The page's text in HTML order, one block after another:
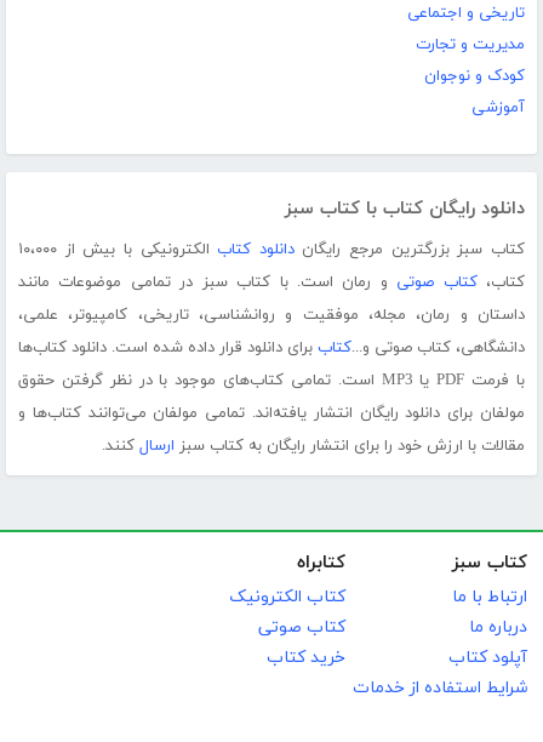
تاریخی و اجتماعی
مدیریت و تجارت
کودک و نوجوان
آموزشی
دانلود رایگان کتاب با کتاب سبز
کتاب سبز بزرگترین مرجع رایگاندانلود کتاب
الکترونیکی با بیش از ۱۰،۰۰۰
کتاب،کتاب صوتی و رمان است. با کتاب سبز در تمامی موضوعات مانند
داستان و رمان، مجله، موفقیت و روانشناسی، تاریخی، کامپیوتر، علمی،
دانشگاهی، کتاب صوتی و...کتاب برای دانلود قرار داده شده است. دانلود کتاب‌ها
با فرمت PDF یا MP3 است. تمامی کتاب‌های موجود با در نظر گرفتن حقوق
مولفان برای دانلود رایگان انتشار یافته‌اند. تمامی مولفان می‌توانند کتاب‌ها و
مقالات با ارزش خود را برای انتشار رایگان به کتاب سبز ارسال کنند.
کتاب سبز
ارتباط با ما
درباره ما
آپلود کتاب
شرایط استفاده از خدمات
کتابراه
کتاب الکترونیک
کتاب صوتی
خرید کتاب